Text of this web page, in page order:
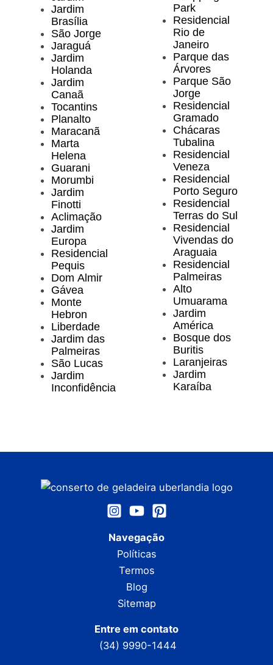
Jardim
Brasília
São Jorge
Jaraguá
Jardim
Holanda
Jardim
Canaã
Tocantins
Planalto
Maracanã
Marta
Helena
Guarani
Morumbi
Jardim
Finotti
Aclimação
Jardim
Europa
Residencial
Pequis
Dom Almir
Gávea
Monte
Hebron
Liberdade
Jardim das
Palmeiras
São Lucas
Jardim
Inconfidência
Park
Residencial
Rio de
Janeiro
Parque das
Árvores
Parque São
Jorge
Residencial
Gramado
Chácaras
Tubalina
Residencial
Veneza
Residencial
Porto Seguro
Residencial
Terras do Sul
Residencial
Vivendas do
Araguaia
Residencial
Palmeiras
Alto
Umuarama
Jardim
América
Bosque dos
Buritis
Laranjeiras
Jardim
Karaíba
Navegação
Políticas
Termos
Blog
Sitemap
Entre em contato
(34) 9990-1444